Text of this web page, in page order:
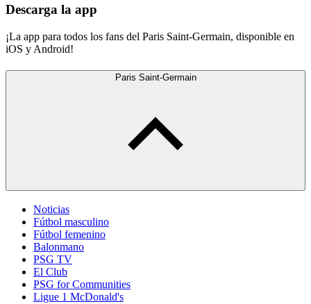
Descarga la app
¡La app para todos los fans del Paris Saint-Germain, disponible en
iOS y Android!
Paris Saint-Germain
Noticias
Fútbol masculino
Fútbol femenino
Balonmano
PSG TV
El Club
PSG for Communities
Ligue 1 McDonald's